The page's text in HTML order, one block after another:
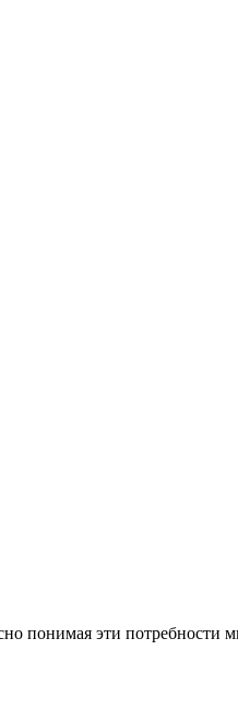
понимая эти потребности